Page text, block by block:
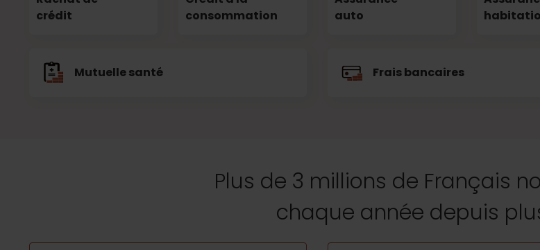
crédit
consommation
auto
Mutuelle santé Frais bancaires
Plus de 3 millions de Français
chaque année depuis